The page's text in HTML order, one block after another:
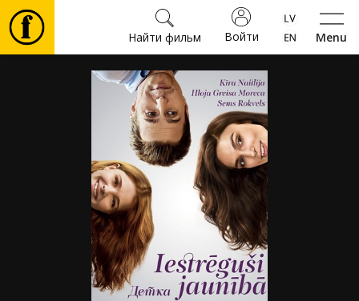
Menu
Войти
Найти фильм
Фильмы
Культура
Мероприятия
Новости